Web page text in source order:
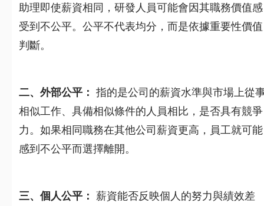
助理即使薪資相同，研發人員可能會因其職務價值感
受到不公平。公平不代表均分，而是依據重要性價值
判斷。
二、外部公平： 指的是公司的薪資水準與市場上從
相似工作、具備相似條件的人員相比，是否具有競爭
力。如果相同職務在其他公司薪資更高，員工就可能
感到不公平而選擇離開。
三、個人公平： 薪資能否反映個人的努力與績效差